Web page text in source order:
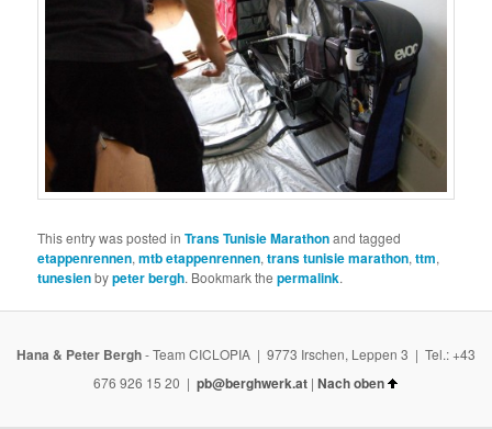
This entry was posted inTrans Tunisie Marathonand tagged
etappenrennen,mtb etappenrennen,trans tunisie marathon,ttm,
tunesienbypeter bergh. Bookmark thepermalink.
Hana & Peter Bergh- Team CICLOPIA | 9773 Irschen, Leppen 3 | Tel.: +43
676 926 15 20 | pb@berghwerk.at| Nach oben